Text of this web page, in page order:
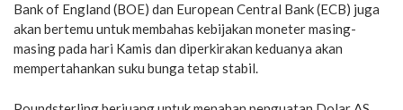
Bank of England (BOE) dan European Central Bank (ECB) juga
akan bertemu untuk membahas kebijakan moneter masing-
masing pada hari Kamis dan diperkirakan keduanya akan
mempertahankan suku bunga tetap stabil.